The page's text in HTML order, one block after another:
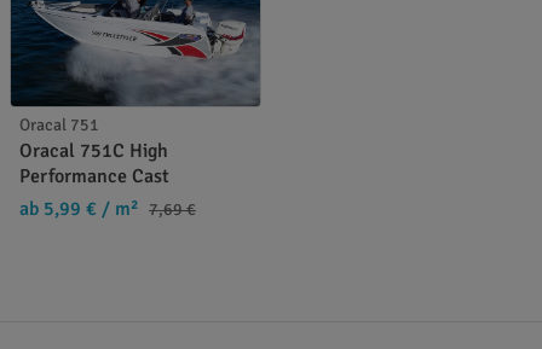
Oracal 751
Oracal 751C High
Performance Cast
ab 5,99 € / m² 7,69 €